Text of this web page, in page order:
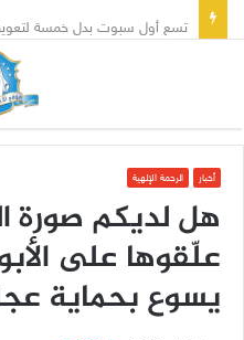
أخبار الرحمة الإلهية
هل لديكم صورة
علّقوها على
يسوع بحماية